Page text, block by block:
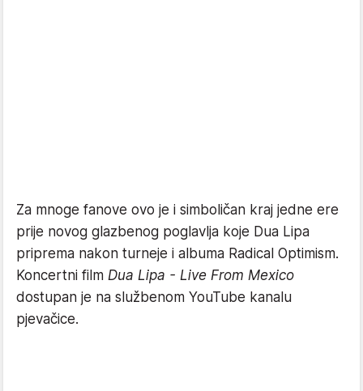
Za mnoge fanove ovo je i simboličan kraj jedne ere
prije novog glazbenog poglavlja koje Dua Lipa
priprema nakon turneje i albuma Radical Optimism.
Koncertni film Dua Lipa - Live From Mexico
dostupan je na službenom YouTube kanalu
pjevačice.